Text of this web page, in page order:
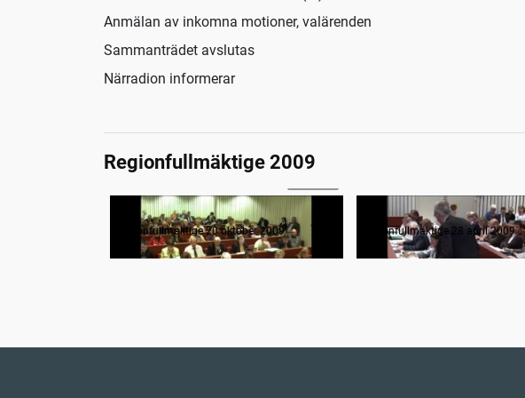
Anmälan av inkomna motioner, valärenden
Sammanträdet avslutas
Närradion informerar
Regionfullmäktige 2009
Regionfullmäktige 20 oktober 2009
Regionfullmäktige 28
Regionfullmäktige 28 april 2009